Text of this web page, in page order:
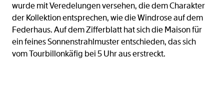
wurde mit Veredelungen versehen, die dem Charakter
der Kollektion entsprechen, wie die Windrose auf dem
Federhaus. Auf dem Zifferblatt hat sich die Maison für
ein feines Sonnenstrahlmuster entschieden, das sich
vom Tourbillonkäfig bei 5 Uhr aus erstreckt.